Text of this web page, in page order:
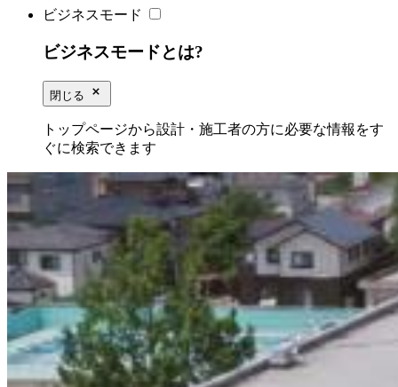
ビジネスモード
ビジネスモードとは?
閉じる close_small
トップページから設計・施工者の方に必要な情報をす
ぐに検索できます